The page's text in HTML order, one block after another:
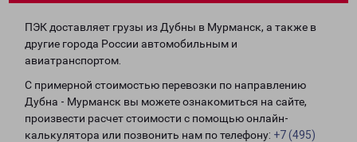
ПЭК доставляет грузы из Дубны в Мурманск, а также в
другие города России автомобильным и
авиатранспортом.
С примерной стоимостью перевозки по направлению
Дубна - Мурманск вы можете ознакомиться на сайте,
произвести расчет стоимости с помощью онлайн-
калькулятора или позвонить нам по телефону: +7 (495)